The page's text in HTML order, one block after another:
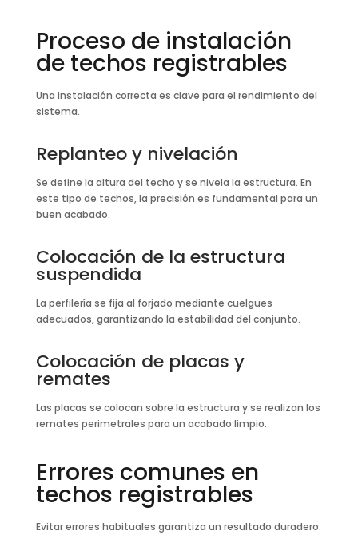
Proceso de instalación
de techos registrables
Una instalación correcta es clave para el rendimiento del
sistema.
Replanteo y nivelación
Se define la altura del techo y se nivela la estructura. En
este tipo de techos, la precisión es fundamental para un
buen acabado.
Colocación de la estructura
suspendida
La perfilería se fija al forjado mediante cuelgues
adecuados, garantizando la estabilidad del conjunto.
Colocación de placas y
remates
Las placas se colocan sobre la estructura y se realizan los
remates perimetrales para un acabado limpio.
Errores comunes en
techos registrables
Evitar errores habituales garantiza un resultado duradero.